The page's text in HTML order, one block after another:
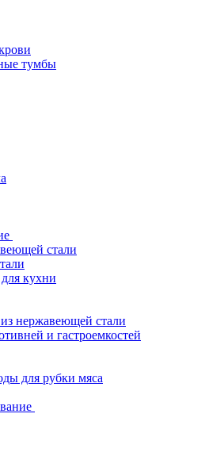
тумбы
стали
кухни
нержавеющей стали
и гастроемкостей
для рубки мяса